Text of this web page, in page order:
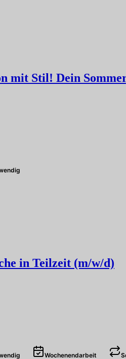
mit Stil! Dein
in Teilzeit (m/w/d)
Wochenendarbeit